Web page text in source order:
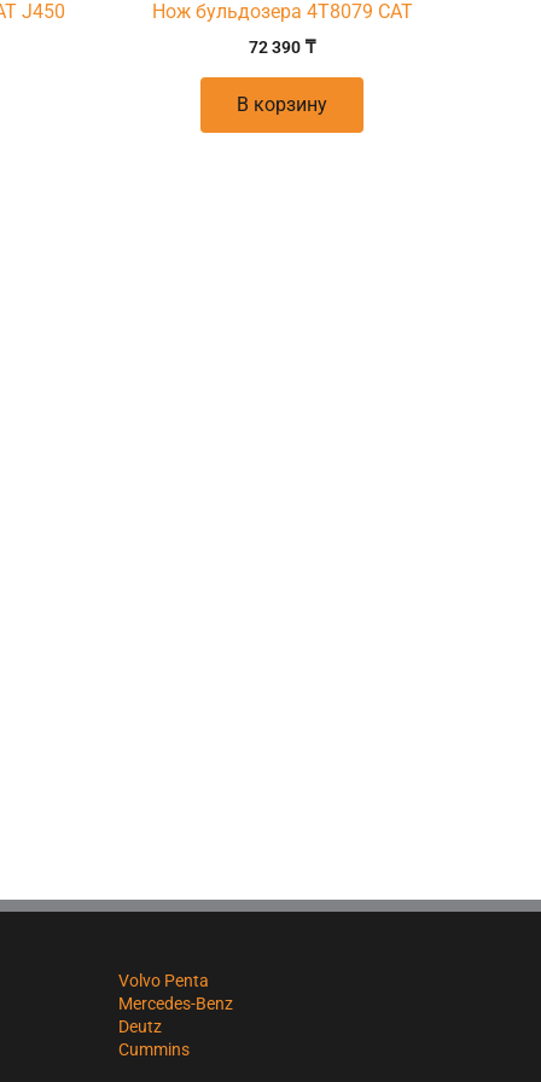
J450
Нож бульдозера 4T8079 CAT
72 390 ₸
В корзину
Volvo Penta
Mercedes-Benz
Deutz
Cummins